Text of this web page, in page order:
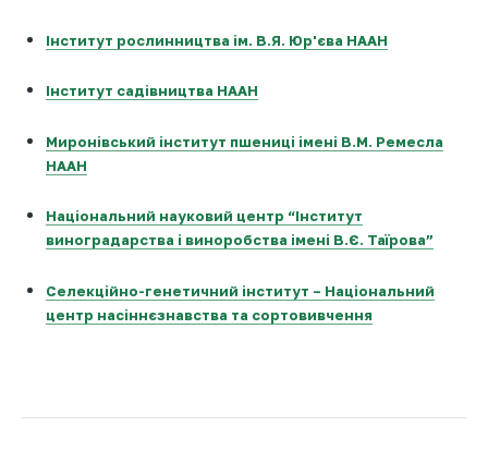
Інститут рослинництва ім. В.Я. Юр'єва НААН
Інститут садівництва НААН
Миронівський інститут пшениці імені В.М. Ремесла
НААН
Національний науковий центр “Інститут
виноградарства і виноробства імені В.Є. Таїрова”
Селекційно-генетичний інститут – Національний
центр насіннєзнавства та сортовивчення